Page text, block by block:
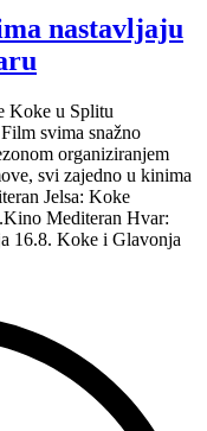
nastavljaju
Koke u Splitu
svima snažno
organiziranjem
svi zajedno u kinima
Jelsa: Koke
Mediteran Hvar:
16.8. Koke i Glavonja